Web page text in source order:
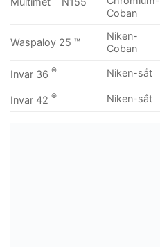
Coban
Waspaloy 25 ™
Niken-
Coban
Invar 36 ® Niken-sắt
Invar 42 ® Niken-sắt